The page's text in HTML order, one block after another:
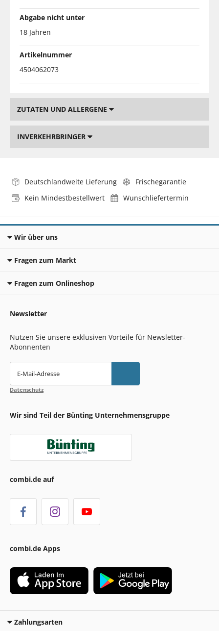
Abgabe nicht unter
18 Jahren
Artikelnummer
4504062073
ZUTATEN UND ALLERGENE
INVERKEHRBRINGER
Deutschlandweite Lieferung
Frischegarantie
Kein Mindestbestellwert
Wunschliefertermin
Wir über uns
Fragen zum Markt
Fragen zum Onlineshop
Newsletter
Nutzen Sie unsere exklusiven Vorteile für Newsletter-
Abonnenten
E-Mail-Adresse
Datenschutz
Wir sind Teil der Bünting Unternehmensgruppe
combi.de auf
combi.de Apps
Zahlungsarten